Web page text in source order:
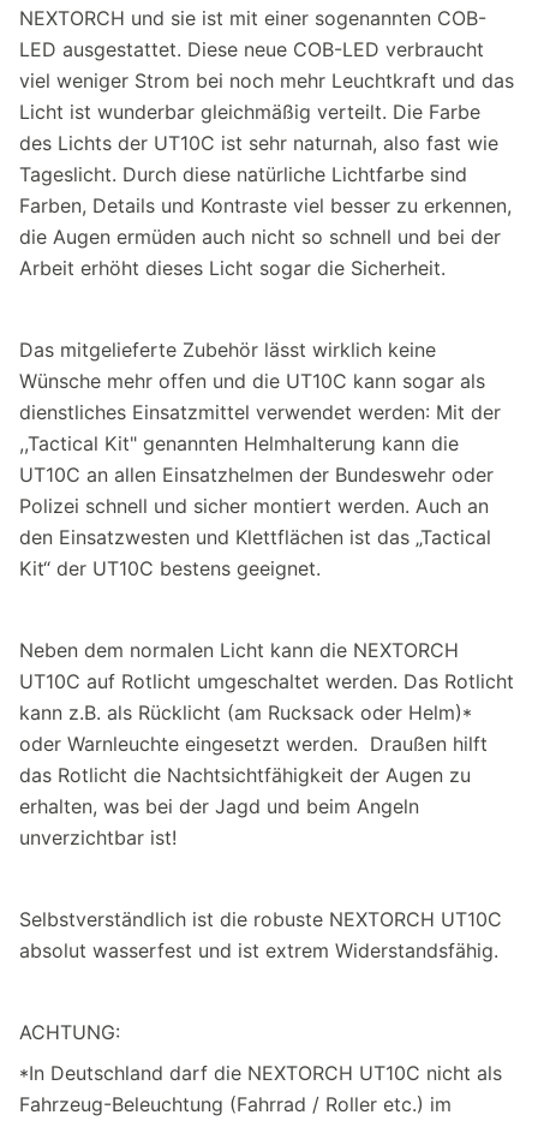
NEXTORCH und sie ist mit einer sogenannten COB-
LED ausgestattet. Diese neue COB-LED verbraucht
viel weniger Strom bei noch mehr Leuchtkraft und das
Licht ist wunderbar gleichmäßig verteilt. Die Farbe
des Lichts der UT10C ist sehr naturnah, also fast wie
Tageslicht. Durch diese natürliche Lichtfarbe sind
Farben, Details und Kontraste viel besser zu erkennen,
die Augen ermüden auch nicht so schnell und bei der
Arbeit erhöht dieses Licht sogar die Sicherheit.
Das mitgelieferte Zubehör lässt wirklich keine
Wünsche mehr offen und die UT10C kann sogar als
dienstliches Einsatzmittel verwendet werden: Mit der
,,Tactical Kit" genannten Helmhalterung kann die
UT10C an allen Einsatzhelmen der Bundeswehr oder
Polizei schnell und sicher montiert werden. Auch an
den Einsatzwesten und Klettflächen ist das „Tactical
Kit“ der UT10C bestens geeignet.
Neben dem normalen Licht kann die NEXTORCH
UT10C auf Rotlicht umgeschaltet werden. Das Rotlicht
kann z.B. als Rücklicht (am Rucksack oder Helm)*
oder Warnleuchte eingesetzt werden. Draußen hilft
das Rotlicht die Nachtsichtfähigkeit der Augen zu
erhalten, was bei der Jagd und beim Angeln
unverzichtbar ist!
Selbstverständlich ist die robuste NEXTORCH UT10C
absolut wasserfest und ist extrem Widerstandsfähig.
ACHTUNG:
*In Deutschland darf die NEXTORCH UT10C nicht als
Fahrzeug-Beleuchtung (Fahrrad / Roller etc.) im